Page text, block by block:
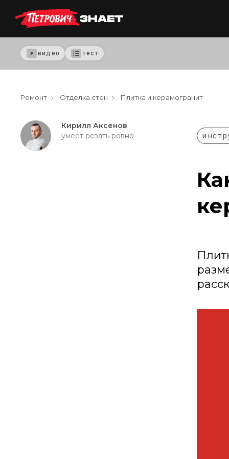
видео тест
Ремонт Отделка стен Плитка и керамогранит
Кирилл Аксенов
умеет резать ровно